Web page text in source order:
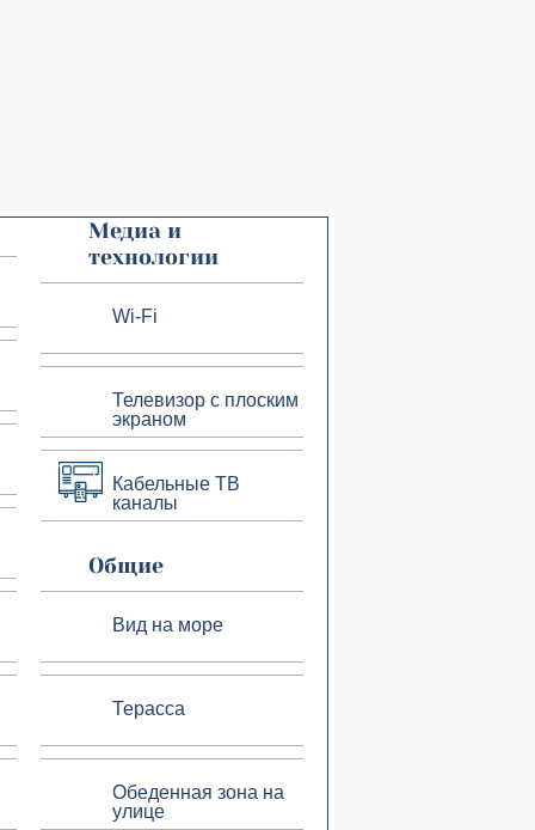
Медиа и
технологии
Wi-Fi
Телевизор с плоским
экраном
Кабельные ТВ
каналы
Общие
Вид на море
Терасса
Обеденная зона на
улице